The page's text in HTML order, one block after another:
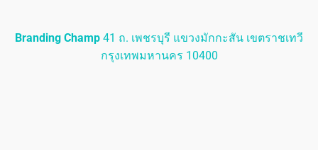
Branding Champ 41 ถ. เพชรบุรี แขวงมักกะสัน เขตราชเทวี
กรุงเทพมหานคร 10400